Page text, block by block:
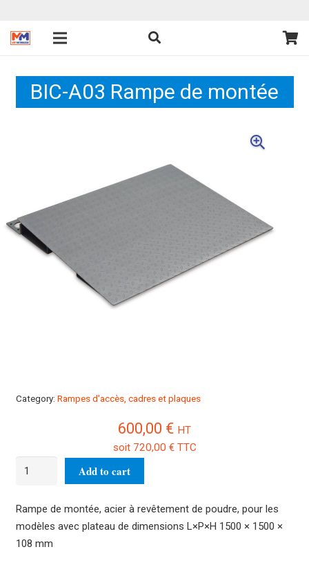
BIC-A03 Rampe de montée
Category: Rampes d'accès, cadres et plaques
600,00 € HT
soit 720,00 €TTC
BIC-
de
montée
quantity
Add to cart
Rampe de montée, acier à revêtement de poudre, pour les
modèles avec plateau de dimensions L×P×H 1500 × 1500 ×
108 mm